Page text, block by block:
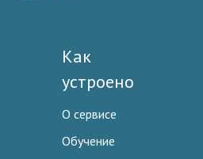
Как
устроено
О сервисе
Обучение